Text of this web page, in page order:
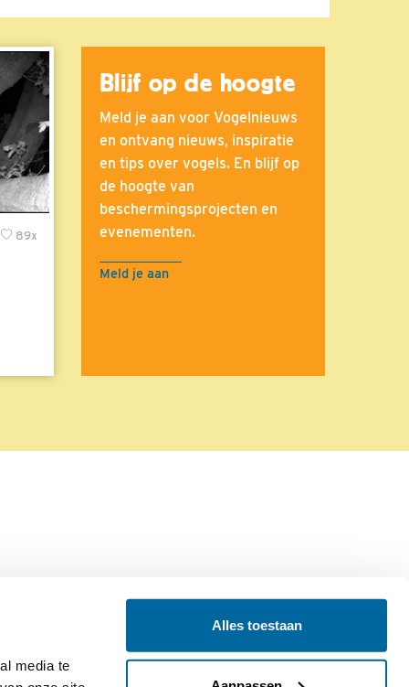
media te
Alles toestaan
89x
Blijf op de hoogte
Meld je aan voor Vogelnieuws
en ontvang nieuws, inspiratie
en tips over vogels. En blijf op
de hoogte van
beschermingsprojecten en
evenementen.
Meld je aan
Colofon